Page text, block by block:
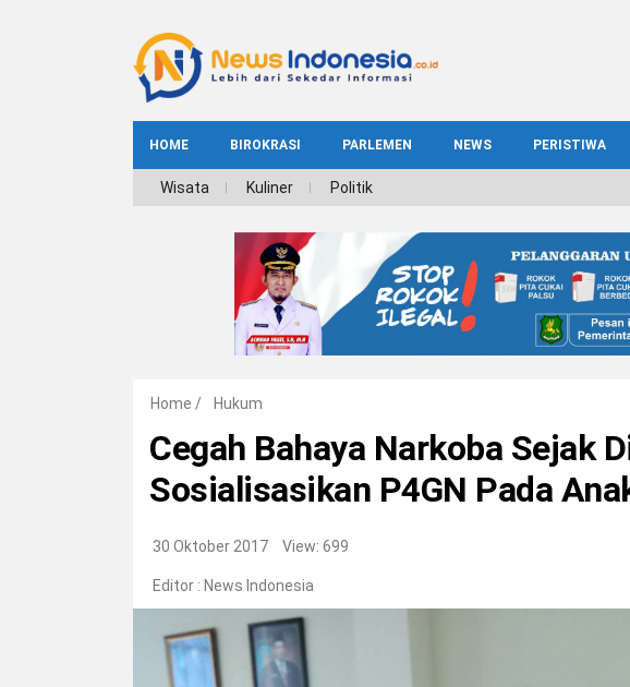
HOME BIROKRASI PARLEMEN NEWS PERISTIWA
INDEKS BIROKRASI
Wisata Kuliner Politik
Home / Hukum
Cegah Bahaya Narkoba Sejak
Sosialisasikan P4GN Pada
30 Oktober 2017 View: 699
Editor : News Indonesia